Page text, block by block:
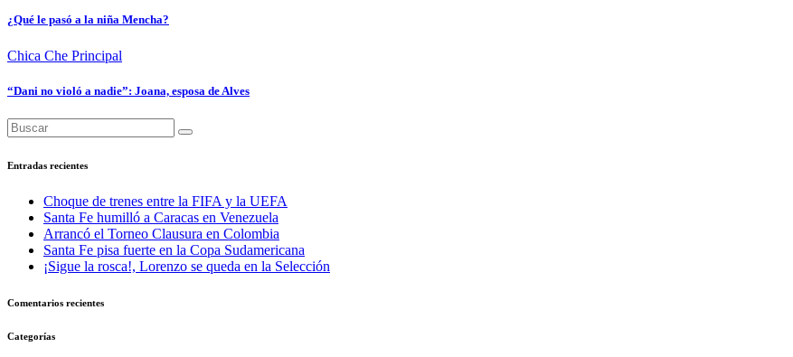
¿Qué le pasó a la niña Mencha?
Chica Che Principal
“Dani no violó a nadie”: Joana, esposa de Alves
Entradas recientes
Choque de trenes entre la FIFA y la UEFA
Santa Fe humilló a Caracas en Venezuela
Arrancó el Torneo Clausura en Colombia
Santa Fe pisa fuerte en la Copa Sudamericana
¡Sigue la rosca!, Lorenzo se queda en la Selección
Comentarios recientes
Categorías